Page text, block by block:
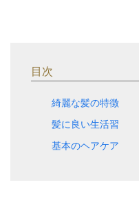
目次
綺麗な髪の特徴
髪に良い生活習
基本のヘアケア